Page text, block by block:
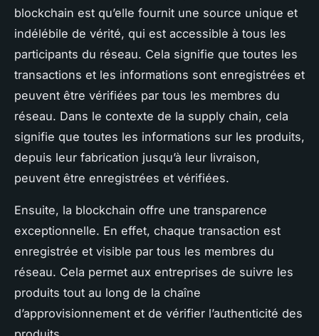
blockchain est qu’elle fournit une source unique et
indélébile de vérité, qui est accessible à tous les
participants du réseau. Cela signifie que toutes les
transactions et les informations sont enregistrées et
peuvent être vérifiées par tous les membres du
réseau. Dans le contexte de la supply chain, cela
signifie que toutes les informations sur les produits,
depuis leur fabrication jusqu’à leur livraison,
peuvent être enregistrées et vérifiées.
Ensuite, la blockchain offre une transparence
exceptionnelle. En effet, chaque transaction est
enregistrée et visible par tous les membres du
réseau. Cela permet aux entreprises de suivre les
produits tout au long de la chaîne
d’approvisionnement et de vérifier l’authenticité des